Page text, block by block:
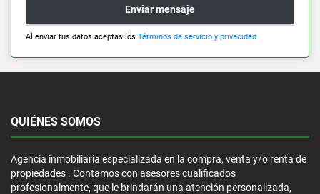
Enviar mensaje
Al enviar tus datos aceptas los Términos de servicio y privacidad
QUIÉNES SOMOS
Agencia inmobiliaria especializada en la compra, venta y/o renta de
propiedades . Contamos con asesores cualificados
profesionalmente, que le brindarán una atención personalizada,